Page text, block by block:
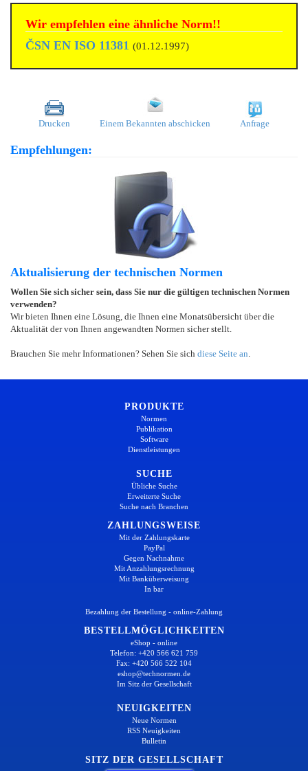
Wir empfehlen eine ähnliche Norm!!
ČSN EN ISO 11381 (01.12.1997)
Drucken Einem Bekannten abschicken Anfrage
Empfehlungen:
Aktualisierung der technischen Normen
Wollen Sie sich sicher sein, dass Sie nur die gültigen technischen Normen
verwenden?
Wir bieten Ihnen eine Lösung, die Ihnen eine Monatsübersicht über die
Aktualität der von Ihnen angewandten Normen sicher stellt.
Brauchen Sie mehr Informationen? Sehen Sie sich diese Seite an
PRODUKTE
Normen
Publikation
Software
Dienstleistungen
SUCHE
Übliche Suche
Erweiterte Suche
Suche nach Branchen
ZAHLUNGSWEISE
Mit der Zahlungskarte
PayPal
Gegen Nachnahme
Mit Anzahlungsrechnung
Mit Banküberweisung
In bar
Bezahlung der Bestellung - online-Zahlung
BESTELLMÖGLICHKEITEN
eShop - online
Telefon: +420 566 621 759
Fax: +420 566 522 104
eshop@technormen.de
Im Sitz der Gesellschaft
NEUIGKEITEN
Neue Normen
RSS Neuigkeiten
Bulletin
SITZ DER GESELLSCHAFT